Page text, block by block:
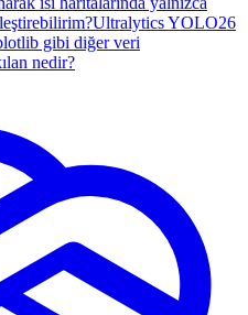
Ultralytics YOLO26
gibi diğer veri
nedir?